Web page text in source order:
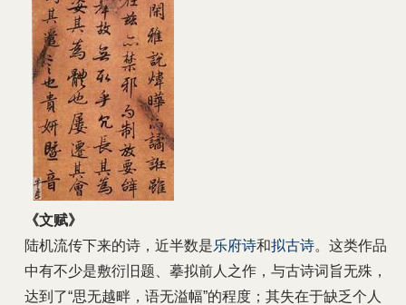
《文赋》
陆机流传下来的诗，近半数是乐府诗和拟古诗。这类作品
中有不少是敷衍旧题、摹拟前人之作，与古诗词旨无殊，
达到了“思无越畔，语无溢幅”的程度；其失在于缺乏个人